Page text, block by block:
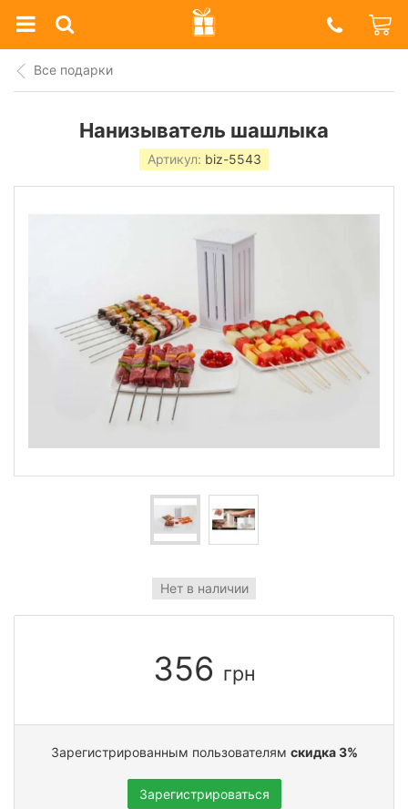
Prazdnik
Shop
Все подарки
Нанизыватель шашлыка
Артикул: biz-5543
Нет в наличии
356 грн
Зарегистрированным пользователям скидка 3%
Зарегистрироваться